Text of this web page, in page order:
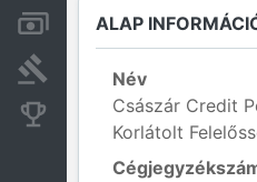
Számlák és zárolások
Bírósági eljárások
Konkurens cégek
ALAP
Név
Császár Credit
Korlátolt